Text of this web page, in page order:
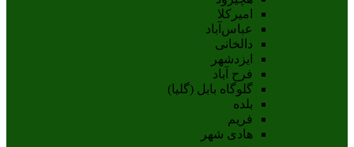
امیرکلا
عباس‌آباد
دالخانی
ایزدشهر
فرح آباد
گلوگاه بابل (گلیا)
بلده
فریم
هادی شهر